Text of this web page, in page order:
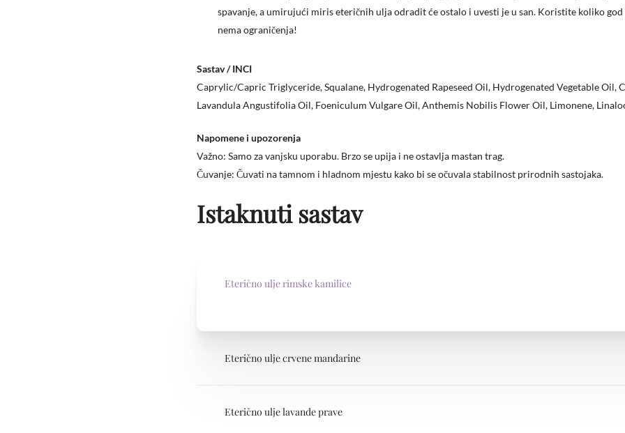
spavanje, a umirujući miris eteričnih ulja odradit će ostalo i uvesti je u san. Koristite koliko
nema ograničenja!
Sastav / INCI
​Caprylic/Capric Triglyceride, Squalane, Hydrogenated Rapeseed Oil, Hydrogenated Vegetable Oil,
Lavandula Angustifolia Oil, Foeniculum Vulgare Oil, Anthemis Nobilis Flower Oil, Limonene,
Napomene i upozorenja
​Važno: Samo za vanjsku uporabu. Brzo se upija i ne ostavlja mastan trag.
​Čuvanje: Čuvati na tamnom i hladnom mjestu kako bi se očuvala stabilnost prirodnih sastojaka.
Istaknuti sastav
Eterično ulje rimske kamilice
Eterično ulje crvene mandarine
Eterično ulje lavande prave